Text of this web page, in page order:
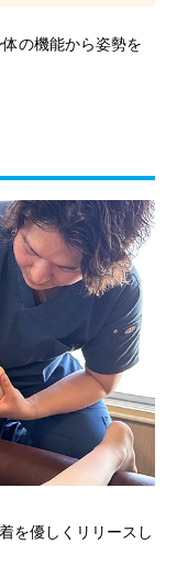
の機能から姿勢を
を優しくリリースし